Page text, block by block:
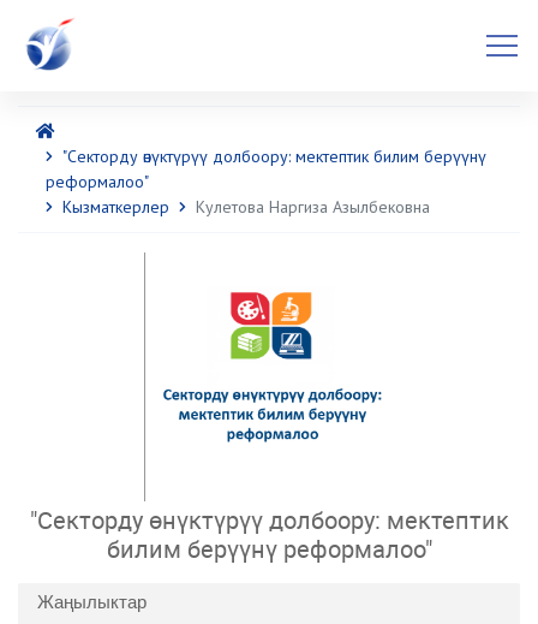
"Секторду өнүктүрүү долбоору: мектептик билим берүүнү
реформалоо"
Кызматкерлер
Кулетова Наргиза Азылбековна
"Секторду өнүктүрүү долбоору: мектептик
билим берүүнү реформалоо"
Жаңылыктар